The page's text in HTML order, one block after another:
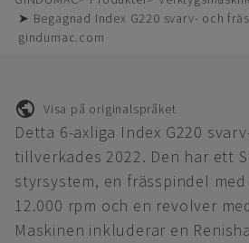
➤ Begagnad Index G220 svarv- och
gindumac.com
Visa på originalspråket
Detta 6-axliga Index G220
tillverkades 2022. Den har ett
styrsystem, en frässpindel
12.000 rpm och en revolver
Maskinen inkluderar en